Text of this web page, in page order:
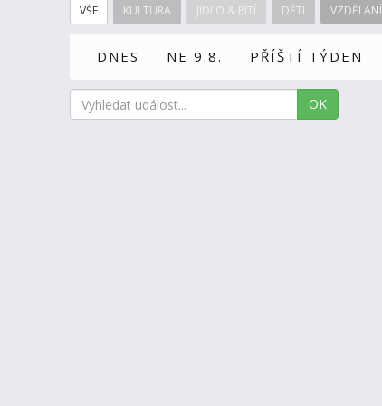
VŠE KULTURA JÍDLO & PITÍ DĚTI VZDĚLÁNÍ
DNES NE 9.8. PŘÍŠTÍ TÝDEN
OK